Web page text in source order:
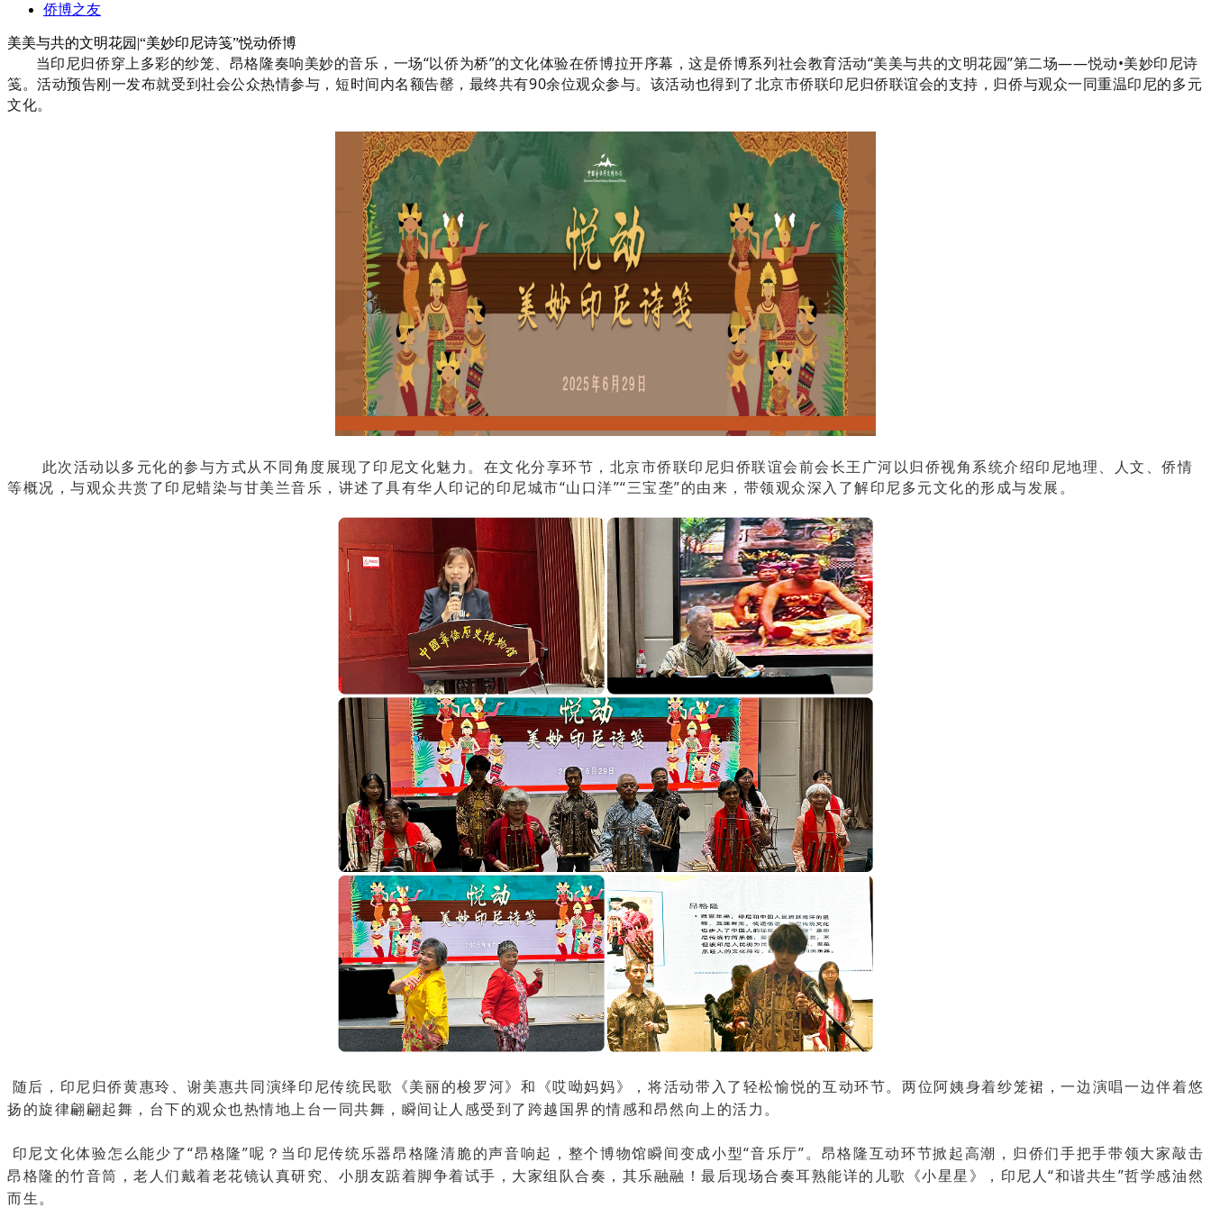
侨博之友
美美与共的文明花园|“美妙印尼诗笺”悦动侨博
当印尼归侨穿上多彩的纱笼、昂格隆奏响美妙的音乐，一场“以侨为桥”的文化体验在侨博拉开序幕，这是侨博系列社会教育活动“美美与共的文明花园”第二场——悦动•美妙印尼诗
笺。活动预告刚一发布就受到社会公众热情参与，短时间内名额告罄，最终共有90余位观众参与。该活动也得到了北京市侨联印尼归侨联谊会的支持，归侨与观众一同重温印尼的多元
文化。
此次活动以多元化的参与方式从不同角度展现了印尼文化魅力。在文化分享环节，北京市侨联印尼归侨联谊会前会长王广河以归侨视角系统介绍印尼地理、人文、侨情
等概况，与观众共赏了印尼蜡染与甘美兰音乐，讲述了具有华人印记的印尼城市“山口洋”“三宝垄”的由来，带领观众深入了解印尼多元文化的形成与发展。
随后，印尼归侨黄惠玲、谢美惠共同演绎印尼传统民歌《美丽的梭罗河》和《哎呦妈妈》，将活动带入了轻松愉悦的互动环节。两位阿姨身着纱笼裙，一边演唱一边伴着悠
扬的旋律翩翩起舞，台下的观众也热情地上台一同共舞，瞬间让人感受到了跨越国界的情感和昂然向上的活力。
印尼文化体验怎么能少了“昂格隆”呢？当印尼传统乐器昂格隆清脆的声音响起，整个博物馆瞬间变成小型“音乐厅”。昂格隆互动环节掀起高潮，归侨们手把手带领大家敲击
昂格隆的竹音筒，老人们戴着老花镜认真研究、小朋友踮着脚争着试手，大家组队合奏，其乐融融！最后现场合奏耳熟能详的儿歌《小星星》，印尼人“和谐共生”哲学感油然
而生。